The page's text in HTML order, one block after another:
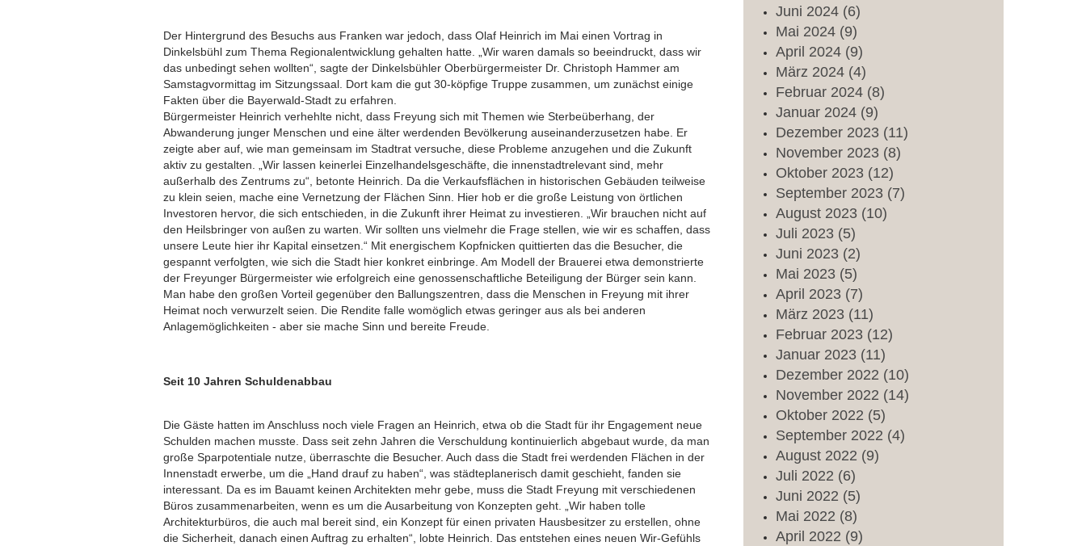
Der Hintergrund des Besuchs aus Franken war jedoch, dass Olaf Heinrich im Mai einen Vortrag in
Dinkelsbühl zum Thema Regionalentwicklung gehalten hatte. „Wir waren damals so beeindruckt, dass wir
das unbedingt sehen wollten“, sagte der Dinkelsbühler Oberbürgermeister Dr. Christoph Hammer am
Samstagvormittag im Sitzungssaal. Dort kam die gut 30-köpfige Truppe zusammen, um zunächst einige
Fakten über die Bayerwald-Stadt zu erfahren.
Bürgermeister Heinrich verhehlte nicht, dass Freyung sich mit Themen wie Sterbeüberhang, der
Abwanderung junger Menschen und eine älter werdenden Bevölkerung auseinanderzusetzen habe. Er
zeigte aber auf, wie man gemeinsam im Stadtrat versuche, diese Probleme anzugehen und die Zukunft
aktiv zu gestalten. „Wir lassen keinerlei Einzelhandelsgeschäfte, die innenstadtrelevant sind, mehr
außerhalb des Zentrums zu“, betonte Heinrich. Da die Verkaufsflächen in historischen Gebäuden teilweise
zu klein seien, mache eine Vernetzung der Flächen Sinn. Hier hob er die große Leistung von örtlichen
Investoren hervor, die sich entschieden, in die Zukunft ihrer Heimat zu investieren. „Wir brauchen nicht auf
den Heilsbringer von außen zu warten. Wir sollten uns vielmehr die Frage stellen, wie wir es schaffen, dass
unsere Leute hier ihr Kapital einsetzen.“ Mit energischem Kopfnicken quittierten das die Besucher, die
gespannt verfolgten, wie sich die Stadt hier konkret einbringe. Am Modell der Brauerei etwa demonstrierte
der Freyunger Bürgermeister wie erfolgreich eine genossenschaftliche Beteiligung der Bürger sein kann.
Man habe den großen Vorteil gegenüber den Ballungszentren, dass die Menschen in Freyung mit ihrer
Heimat noch verwurzelt seien. Die Rendite falle womöglich etwas geringer aus als bei anderen
Anlagemöglichkeiten - aber sie mache Sinn und bereite Freude.
Seit 10 Jahren Schuldenabbau
Die Gäste hatten im Anschluss noch viele Fragen an Heinrich, etwa ob die Stadt für ihr Engagement neue
Schulden machen musste. Dass seit zehn Jahren die Verschuldung kontinuierlich abgebaut wurde, da man
große Sparpotentiale nutze, überraschte die Besucher. Auch dass die Stadt frei werdenden Flächen in der
Innenstadt erwerbe, um die „Hand drauf zu haben“, was städteplanerisch damit geschieht, fanden sie
interessant. Da es im Bauamt keinen Architekten mehr gebe, muss die Stadt Freyung mit verschiedenen
Büros zusammenarbeiten, wenn es um die Ausarbeitung von Konzepten geht. „Wir haben tolle
Architekturbüros, die auch mal bereit sind, ein Konzept für einen privaten Hausbesitzer zu erstellen, ohne
die Sicherheit, danach einen Auftrag zu erhalten“, lobte Heinrich. Das entstehen eines neuen Wir-Gefühls
Juni 2024 (6)
Mai 2024 (9)
April 2024 (9)
März 2024 (4)
Februar 2024 (8)
Januar 2024 (9)
Dezember 2023 (11)
November 2023 (8)
Oktober 2023 (12)
September 2023 (7)
August 2023 (10)
Juli 2023 (5)
Juni 2023 (2)
Mai 2023 (5)
April 2023 (7)
März 2023 (11)
Februar 2023 (12)
Januar 2023 (11)
Dezember 2022 (10)
November 2022 (14)
Oktober 2022 (5)
September 2022 (4)
August 2022 (9)
Juli 2022 (6)
Juni 2022 (5)
Mai 2022 (8)
April 2022 (9)